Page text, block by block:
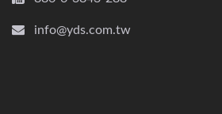
info@yds.com.tw